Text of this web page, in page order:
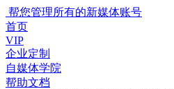
帮您管理所有的新媒体账号
首页
VIP
企业定制
自媒体学院
帮助文档